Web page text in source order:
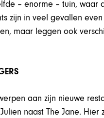
– enorme – tuin, waar
zijn in veel gevallen
maar leggen ook
aan zijn nieuwe
naast The Jane. Hier